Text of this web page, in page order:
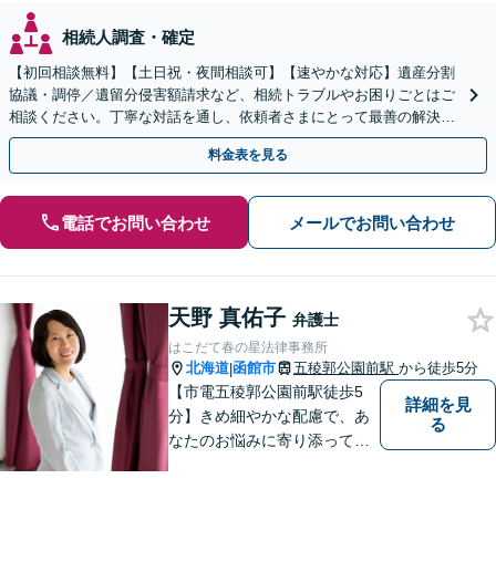
相続人調査・確定
【初回相談無料】【土日祝・夜間相談可】【速やかな対応】遺産分割
協議・調停／遺留分侵害額請求など、相続トラブルやお困りごとはご
相談ください。丁寧な対話を通し、依頼者さまにとって最善の解決を
目指します。
料金表を見る
電話でお問い合わせ メールでお問い合わせ
天野 真佑子 弁護士
はこだて春の星法律事務所
北海道|函館市 五稜郭公園前駅 から徒歩5分
【市電五稜郭公園前駅徒歩5
分】きめ細やかな配慮で、あ
なたのお悩みに寄り添って対
詳細を見
る